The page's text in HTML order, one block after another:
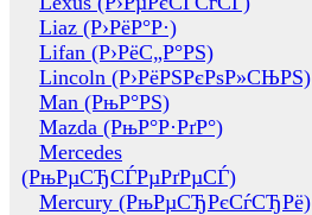
Liaz (Р›РёР°Р·)
Lifan (Р›РёС„Р°РЅ)
Lincoln (Р›РёРЅРєРѕР»СЊРЅ)
Man (РњР°РЅ)
Mazda (РњР°Р·РґР°)
Mercedes
(РњРµСЂСЃРµРґРµСЃ)
Mercury (РњРµСЂРєСѓСЂРё)